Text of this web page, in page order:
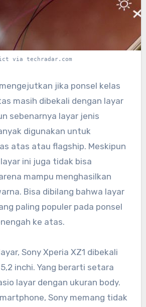
via techradar.com
jika ponsel kelas
masih dibekali dengan layar
sebenarnya layar jenis
digunakan untuk
atas atau flagship. Meskipun
ini juga tidak bisa
mampu menghasilkan
Bisa dibilang bahwa layar
paling populer pada ponsel
ke atas.
Sony Xperia XZ1 dibekali
inchi. Yang berarti setara
layar dengan ukuran body.
Sony memang tidak